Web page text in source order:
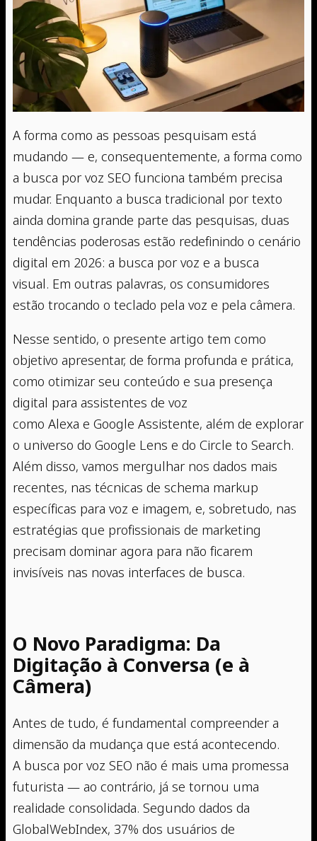
A forma como as pessoas pesquisam está
mudando — e, consequentemente, a forma como
a busca por voz SEO funciona também precisa
mudar. Enquanto a busca tradicional por texto
ainda domina grande parte das pesquisas, duas
tendências poderosas estão redefinindo o cenário
digital em 2026: a busca por voz e a busca
visual. Em outras palavras, os consumidores
estão trocando o teclado pela voz e pela câmera.
Nesse sentido, o presente artigo tem como
objetivo apresentar, de forma profunda e prática,
como otimizar seu conteúdo e sua presença
digital para assistentes de voz
como Alexa e Google Assistente, além de explorar
o universo do Google Lens e do Circle to Search.
Além disso, vamos mergulhar nos dados mais
recentes, nas técnicas de schema markup
específicas para voz e imagem, e, sobretudo, nas
estratégias que profissionais de marketing
precisam dominar agora para não ficarem
invisíveis nas novas interfaces de busca.
O Novo Paradigma: Da
Digitação à Conversa (e à
Câmera)
Antes de tudo, é fundamental compreender a
dimensão da mudança que está acontecendo.
A busca por voz SEO não é mais uma promessa
futurista — ao contrário, já se tornou uma
realidade consolidada. Segundo dados da
GlobalWebIndex, 37% dos usuários de